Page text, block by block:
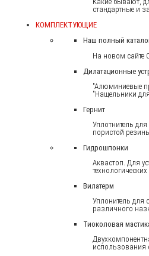
стандартные и
КОМПЛЕКТУЮЩИЕ
Наш полный
На новом сайте
Дилатационные
"Алюминиевые
"Нащельники
Гернит
Уплотнитель
пористой
Гидрошпонки
Аквастоп. Для
Вилатерм
Уплонитель для
различного
Тиоколовая
использования